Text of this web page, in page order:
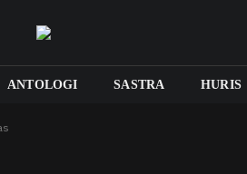
ANTOLOGI SASTRA HURIS